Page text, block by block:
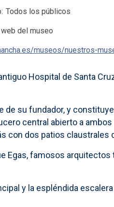
Todos los públicos
del museo
museos/nuestros-
Hospital de Santa
su fundador, y
central abierto a
con dos patios
famosos
y la espléndida